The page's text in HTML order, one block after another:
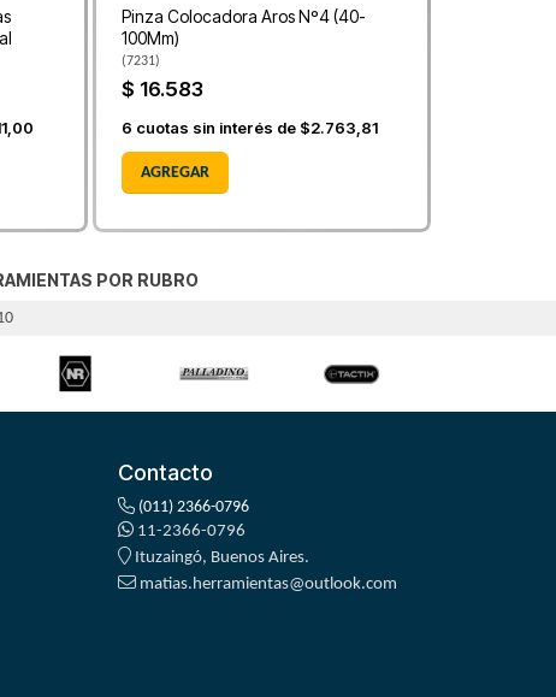
Pinza Colocadora Aros Nº4 (40-
100Mm)
(7231)
$ 16.583
6 cuotas sin interés de $2.763,81
AGREGAR
POR RUBRO
Contacto
(011) 2366-0796
11-2366-0796
Ituzaingó, Buenos Aires.
matias.herramientas@outlook.com